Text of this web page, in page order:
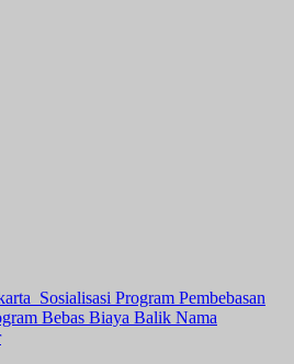
Sosialisasi Program Pembebasan
Bebas Biaya Balik Nama